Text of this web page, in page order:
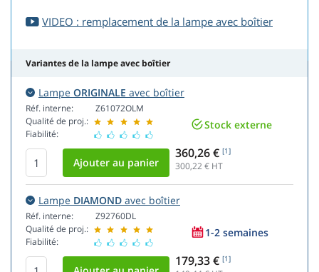
VIDEO : remplacement de la lampe avec boîtier
Variantes de la lampe avec boîtier
Lampe ORIGINALE avec boîtier
Réf. interne:
Qualité de proj.:
Fiabilité:
Z61072OLM
Stock externe
360,26 € [1]
300,22€ HT
Lampe DIAMOND avec boîtier
Réf. interne:
Qualité de proj.:
Fiabilité:
Z92760DL
1-2 semaines
179,33 € [1]